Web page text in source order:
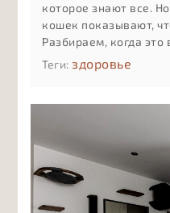
которое знают все.
кошек показывают,
Разбираем, когда это
как понять реакцию
Теги: здоровье